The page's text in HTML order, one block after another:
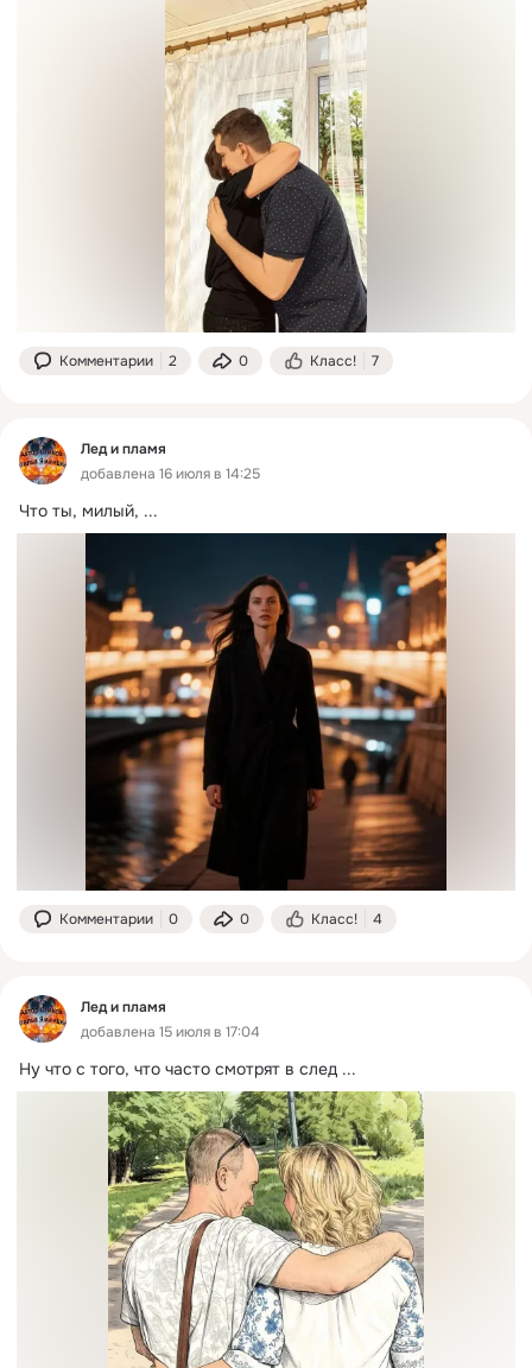
Комментарии 2 0 Класс! 7
Лед и пламя
добавлена 16 июля в 14:25
Что ты, милый, ...
Комментарии 0 0 Класс! 4
Лед и пламя
добавлена 15 июля в 17:04
Ну что с того, что часто смотрят в след ...